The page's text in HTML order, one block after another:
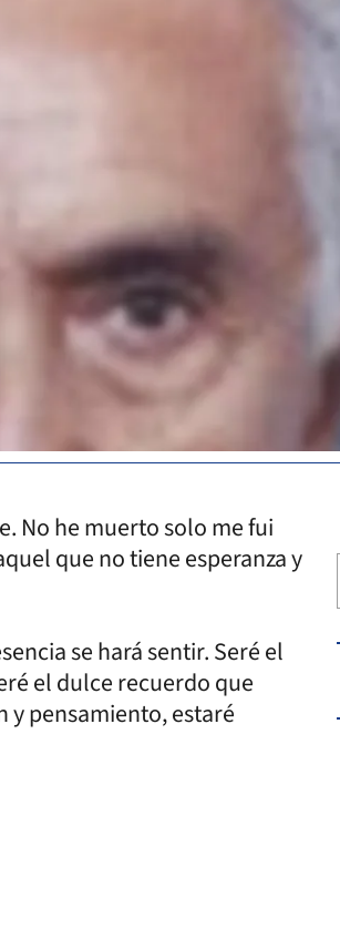
No he muerto solo me fui
que no tiene esperanza y
se hará sentir. Seré el
el dulce recuerdo que
y pensamiento, estaré